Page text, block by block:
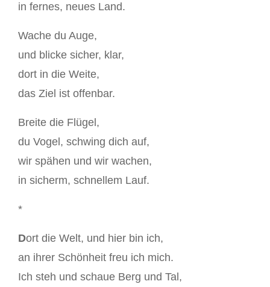
in fernes, neues Land.
Wache du Auge,
und blicke sicher, klar,
dort in die Weite,
das Ziel ist offenbar.
Breite die Flügel,
du Vogel, schwing dich auf,
wir spähen und wir wachen,
in sicherm, schnellem Lauf.
*
Dort die Welt, und hier bin ich,
an ihrer Schönheit freu ich mich.
Ich steh und schaue Berg und Tal,